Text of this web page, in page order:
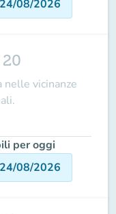
24/08/2026
nelle vicinanze
per oggi
24/08/2026